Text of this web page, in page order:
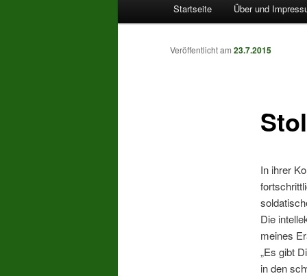
Startseite Über und
Veröffentlicht am 23.7.2015
In ihrer
Die
meines
„Es gibt
in den